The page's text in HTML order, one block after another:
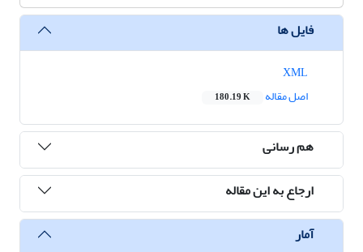
فایل ها
اصل مقاله
180.19 K
هم رسانی
ارجاع به این مقاله
آمار